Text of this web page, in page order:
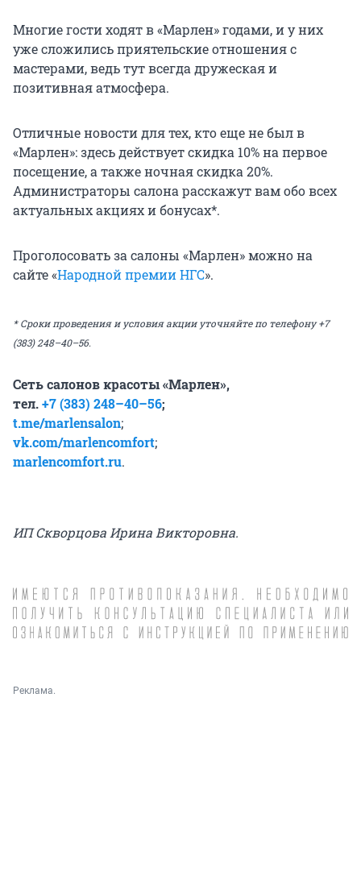
Многие гости ходят в «Марлен» годами, и у них
уже сложились приятельские отношения с
мастерами, ведь тут всегда дружеская и
позитивная атмосфера.
Отличные новости для тех, кто еще не был в
«Марлен»: здесь действует скидка 10% на первое
посещение, а также ночная скидка 20%.
Администраторы салона расскажут вам обо всех
актуальных акциях и бонусах*.
Проголосовать за салоны «Марлен» можно на
сайте «Народной премии НГС».
* Сроки проведения и условия акции уточняйте по телефону +7
(383) 248–40–56.
Сеть салонов красоты «Марлен»,
тел.+7 (383) 248–40–56;
t.me/marlensalon;
vk.com/marlencomfort;
marlencomfort.ru.
ИПСкворцоваИринаВикторовна.
Реклама.